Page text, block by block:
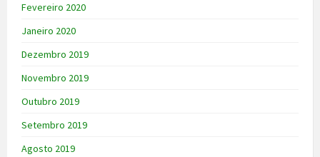
Fevereiro 2020
Janeiro 2020
Dezembro 2019
Novembro 2019
Outubro 2019
Setembro 2019
Agosto 2019